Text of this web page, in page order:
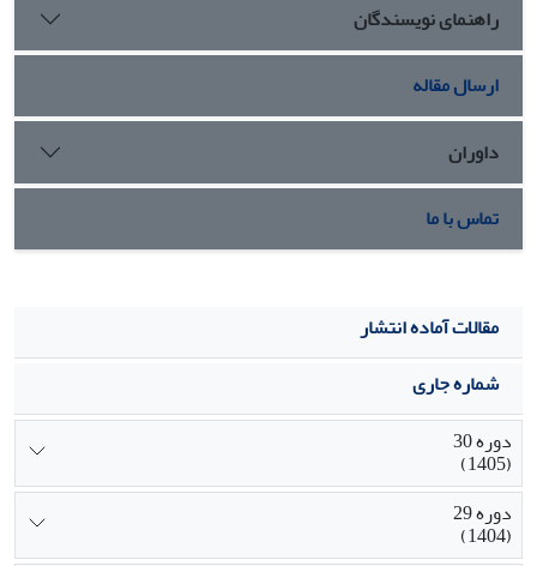
شامل سازوکارهای مبتنی بر شغل، مبتنی بر رابطه، مبتنی بر
برنامه‌های رسمی و سازوکارهای غیررسمی/ فاقد رسمیت قرار
دارند.
راهنمای نویسندگان
ارسال مقاله
داوران
تماس با ما
مقالات آماده انتشار
شماره جاری
دوره 30
(1405)
دوره 29
(1404)